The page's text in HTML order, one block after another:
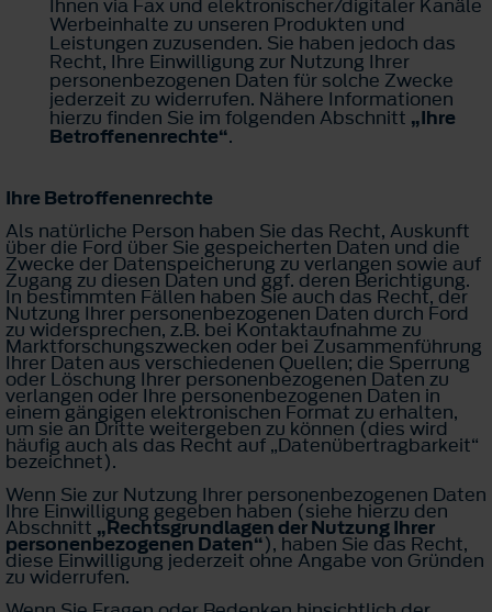
Ihnen via Fax und elektronischer/digitaler Kanäle
Werbeinhalte zu unseren Produkten und
Leistungen zuzusenden. Sie haben jedoch das
Recht, Ihre Einwilligung zur Nutzung Ihrer
personenbezogenen Daten für solche Zwecke
jederzeit zu widerrufen. Nähere Informationen
hierzu finden Sie im folgenden Abschnitt „Ihre
Betroffenenrechte“.
Ihre Betroffenenrechte
Als natürliche Person haben Sie das Recht, Auskunft
über die Ford über Sie gespeicherten Daten und die
Zwecke der Datenspeicherung zu verlangen sowie auf
Zugang zu diesen Daten und ggf. deren Berichtigung.
In bestimmten Fällen haben Sie auch das Recht, der
Nutzung Ihrer personenbezogenen Daten durch Ford
zu widersprechen, z.B. bei Kontaktaufnahme zu
Marktforschungszwecken oder bei Zusammenführung
Ihrer Daten aus verschiedenen Quellen; die Sperrung
oder Löschung Ihrer personenbezogenen Daten zu
verlangen oder Ihre personenbezogenen Daten in
einem gängigen elektronischen Format zu erhalten,
um sie an Dritte weitergeben zu können (dies wird
häufig auch als das Recht auf „Datenübertragbarkeit“
bezeichnet).
Wenn Sie zur Nutzung Ihrer personenbezogenen Daten
Ihre Einwilligung gegeben haben (siehe hierzu den
Abschnitt „Rechtsgrundlagen der Nutzung Ihrer
personenbezogenen Daten“), haben Sie das Recht,
diese Einwilligung jederzeit ohne Angabe von Gründen
zu widerrufen.